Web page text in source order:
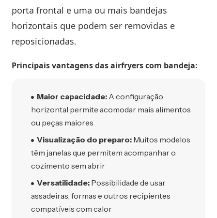
porta frontal e uma ou mais bandejas
horizontais que podem ser removidas e
reposicionadas.
Principais vantagens das airfryers com bandeja:
Maior capacidade: A configuração
horizontal permite acomodar mais alimentos
ou peças maiores
Visualização do preparo: Muitos modelos
têm janelas que permitem acompanhar o
cozimento sem abrir
Versatilidade: Possibilidade de usar
assadeiras, formas e outros recipientes
compatíveis com calor